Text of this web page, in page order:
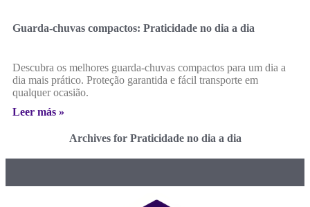
Guarda-chuvas compactos: Praticidade no dia a dia
Descubra os melhores guarda-chuvas compactos para um dia a
dia mais prático. Proteção garantida e fácil transporte em
qualquer ocasião.
Leer más »
Archives for Praticidade no dia a dia